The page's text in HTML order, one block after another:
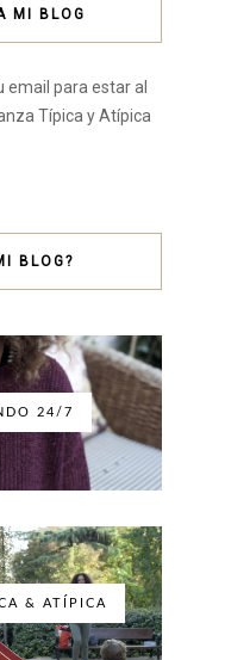
MI BLOG
email para estar al
Típica y Atípica
BLOG?
24/7
& ATÍPICA